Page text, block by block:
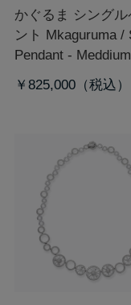
かぐるま シング
ント Mkaguruma /
Pendant - Meddium
￥825,000